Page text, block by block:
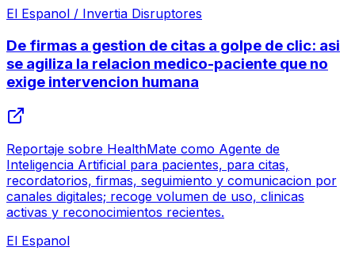
El Espanol / Invertia Disruptores
De firmas a gestion de citas a golpe de clic: asi
se agiliza la relacion medico-paciente que no
exige intervencion humana
Reportaje sobre HealthMate como Agente de
Inteligencia Artificial para pacientes, para citas,
recordatorios, firmas, seguimiento y comunicacion por
canales digitales; recoge volumen de uso, clinicas
activas y reconocimientos recientes.
El Espanol